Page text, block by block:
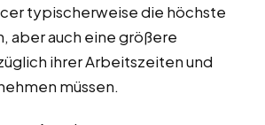
typischerweise die höchste
aber auch eine größere
ihrer Arbeitszeiten und
müssen.